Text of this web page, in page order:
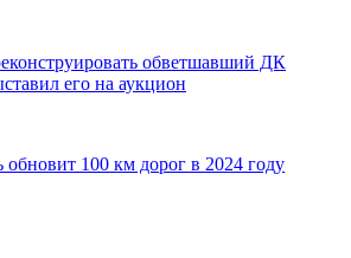
обветшавший ДК
его на аукцион
обновит 100 км дорог в 2024 году